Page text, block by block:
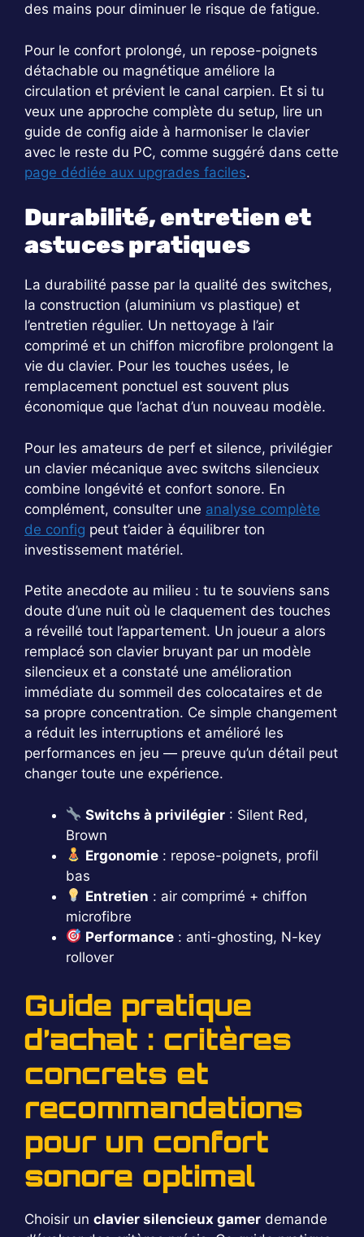
des mains pour diminuer le risque de fatigue.
Pour le confort prolongé, un repose-poignets
détachable ou magnétique améliore la
circulation et prévient le canal carpien. Et si tu
veux une approche complète du setup, lire un
guide de config aide à harmoniser le clavier
avec le reste du PC, comme suggéré dans cette
page dédiée aux upgrades faciles.
Durabilité, entretien et
astuces pratiques
La durabilité passe par la qualité des switches,
la construction (aluminium vs plastique) et
l’entretien régulier. Un nettoyage à l’air
comprimé et un chiffon microfibre prolongent la
vie du clavier. Pour les touches usées, le
remplacement ponctuel est souvent plus
économique que l’achat d’un nouveau modèle.
Pour les amateurs de perf et silence, privilégier
un clavier mécanique avec switchs silencieux
combine longévité et confort sonore. En
complément, consulter une analyse complète
de config peut t’aider à équilibrer ton
investissement matériel.
Petite anecdote au milieu : tu te souviens sans
doute d’une nuit où le claquement des touches
a réveillé tout l’appartement. Un joueur a alors
remplacé son clavier bruyant par un modèle
silencieux et a constaté une amélioration
immédiate du sommeil des colocataires et de
sa propre concentration. Ce simple changement
a réduit les interruptions et amélioré les
performances en jeu — preuve qu’un détail peut
changer toute une expérience.
Switchs à privilégier : Silent Red,
Brown
Ergonomie : repose-poignets, profil
bas
Entretien : air comprimé + chiffon
microfibre
Performance : anti-ghosting, N-key
rollover
Guide pratique
d’achat : critères
concrets et
recommandations
pour un confort
sonore optimal
Choisir un clavier silencieux gamer demande